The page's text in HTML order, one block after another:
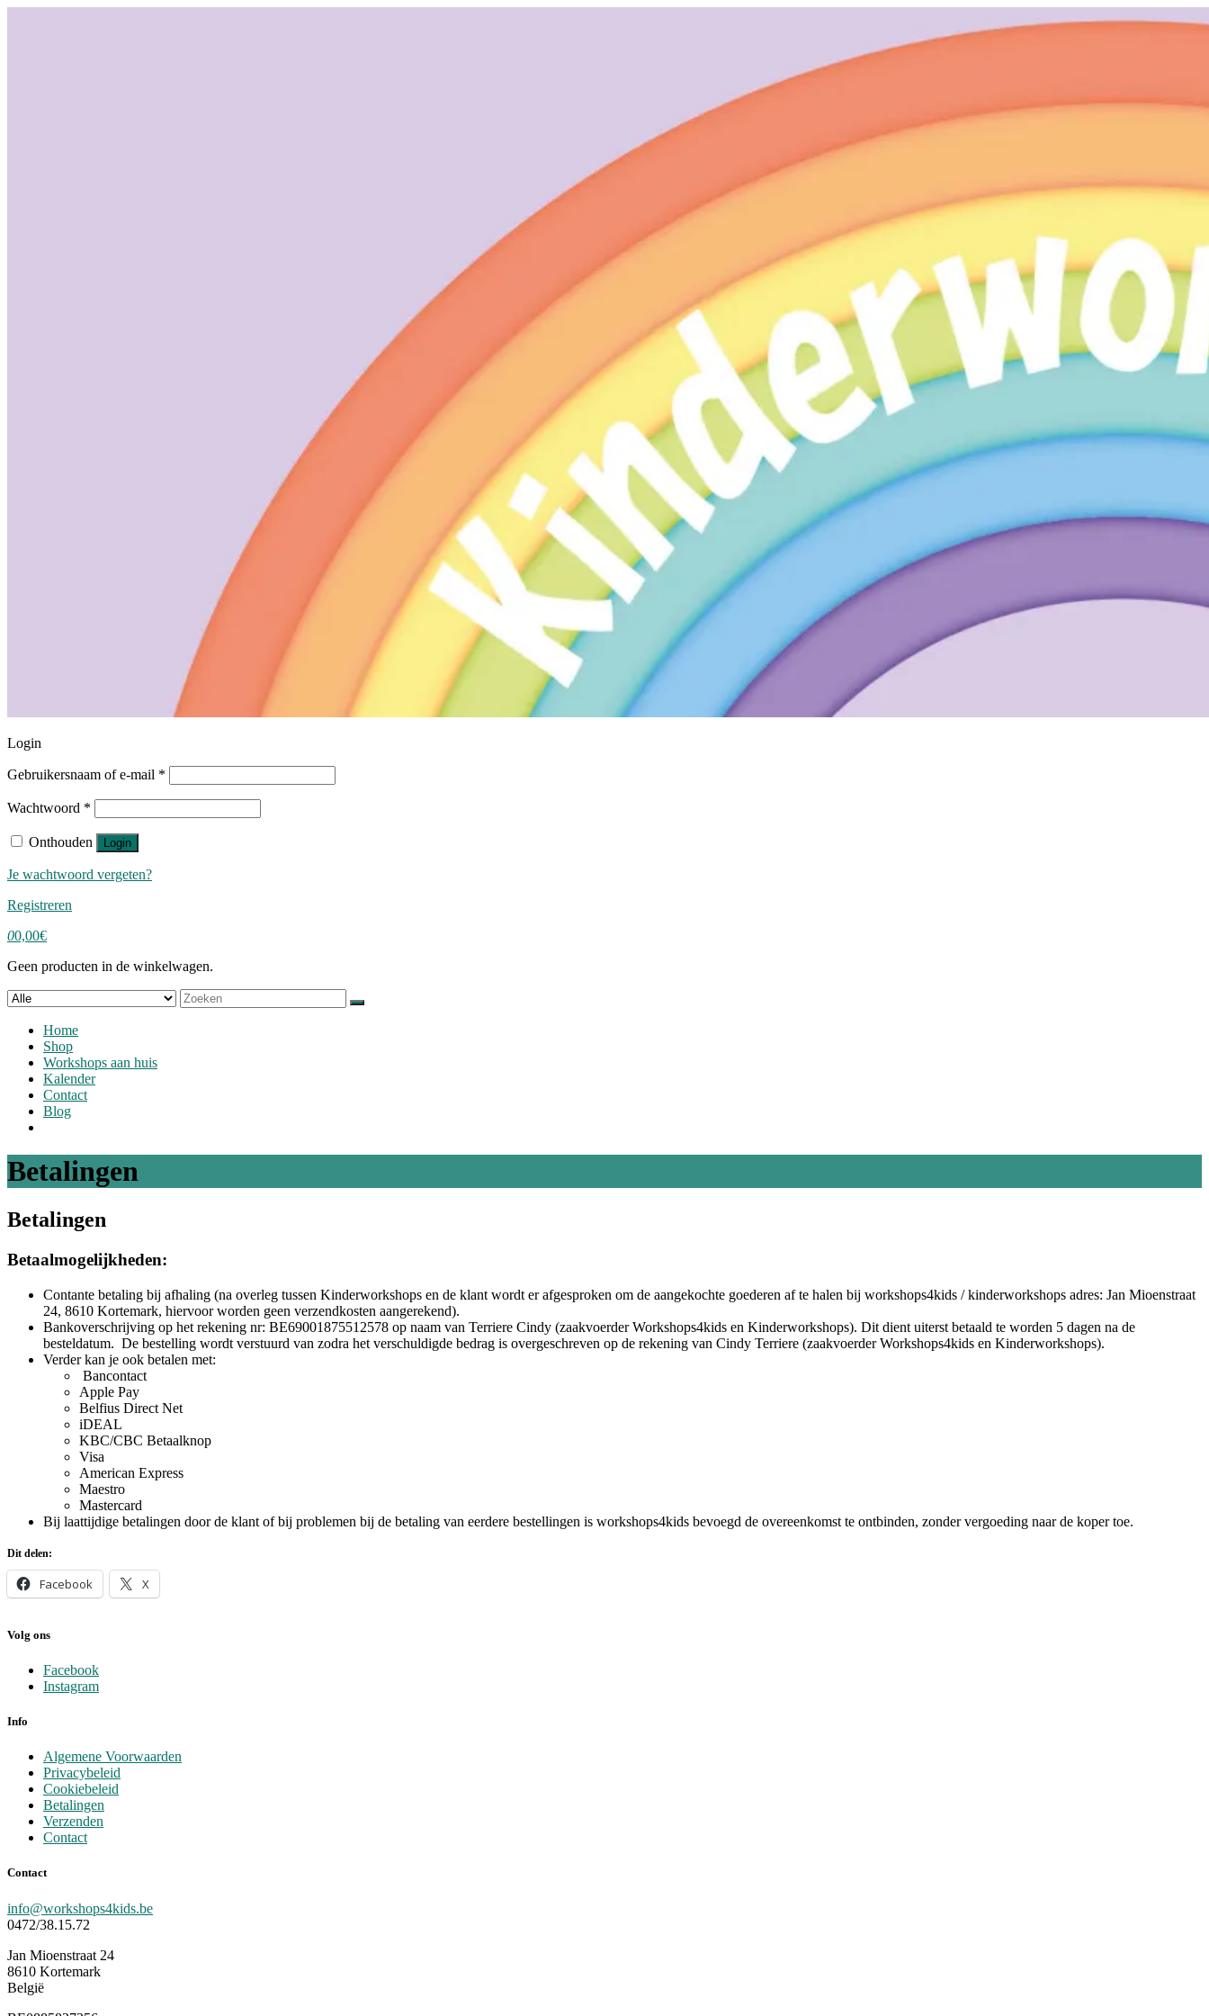
Login
Gebruikersnaam of e-mail *
Wachtwoord *
Onthouden Login
Je wachtwoord vergeten?
Registreren
00,00€
Geen producten in de winkelwagen.
Zoek
naar:
Home
Shop
Workshops aan huis
Kalender
Contact
Blog
Betalingen
Betalingen
Betaalmogelijkheden:
Contante betaling bij afhaling (na overleg tussen Kinderworkshops en de klant wordt er afgesproken om de aangekochte goederen af te halen bij workshops4kids / kinderworkshops adres: Jan Mioenstraat
24, 8610 Kortemark, hiervoor worden geen verzendkosten aangerekend).
Bankoverschrijving op het rekening nr: BE69001875512578 op naam van Terriere Cindy (zaakvoerder Workshops4kids en Kinderworkshops). Dit dient uiterst betaald te worden 5 dagen na de
besteldatum. De bestelling wordt verstuurd van zodra het verschuldigde bedrag is overgeschreven op de rekening van Cindy Terriere (zaakvoerder Workshops4kids en Kinderworkshops).
Verder kan je ook betalen met:
Bancontact
Apple Pay
Belfius Direct Net
iDEAL
KBC/CBC Betaalknop
Visa
American Express
Maestro
Mastercard
Bij laattijdige betalingen door de klant of bij problemen bij de betaling van eerdere bestellingen is workshops4kids bevoegd de overeenkomst te ontbinden, zonder vergoeding naar de koper toe.
Dit delen:
Facebook X
Volg ons
Facebook
Instagram
Info
Algemene Voorwaarden
Privacybeleid
Cookiebeleid
Betalingen
Verzenden
Contact
Contact
info@workshops4kids.be
0472/38.15.72
Jan Mioenstraat 24
8610 Kortemark
België